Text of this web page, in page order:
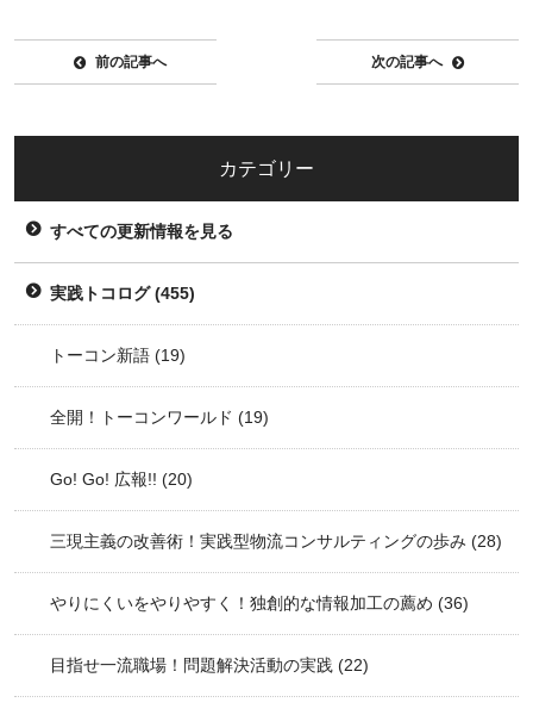
前の記事へ 次の記事へ
カテゴリー
すべての更新情報を見る
実践トコログ(455)
トーコン新語 (19)
全開！トーコンワールド (19)
Go! Go! 広報!! (20)
三現主義の改善術！実践型物流コンサルティングの歩み (28)
やりにくいをやりやすく！独創的な情報加工の薦め (36)
目指せ一流職場！問題解決活動の実践 (22)